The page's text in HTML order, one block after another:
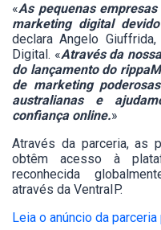
«As pequenas
marketing digital
declara Angelo
Digital. «Através da
do lançamento do
de marketing
australianas e
confiança online.»
Através da parceria, as
obtêm acesso à
reconhecida
através da VentraIP.
Leia o anúncio da